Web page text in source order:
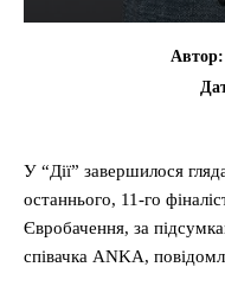
Автор:
У “Дії” завершилося
останнього, 11-го
Євробачення, за
співачка ANKA,